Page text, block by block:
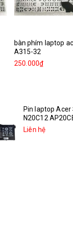
bàn phím laptop
A315-32
250.000₫
Pin laptop Acer
N20C12
Liên hệ